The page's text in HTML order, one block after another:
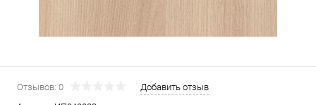
Отзывов: 0
Добавить отзыв